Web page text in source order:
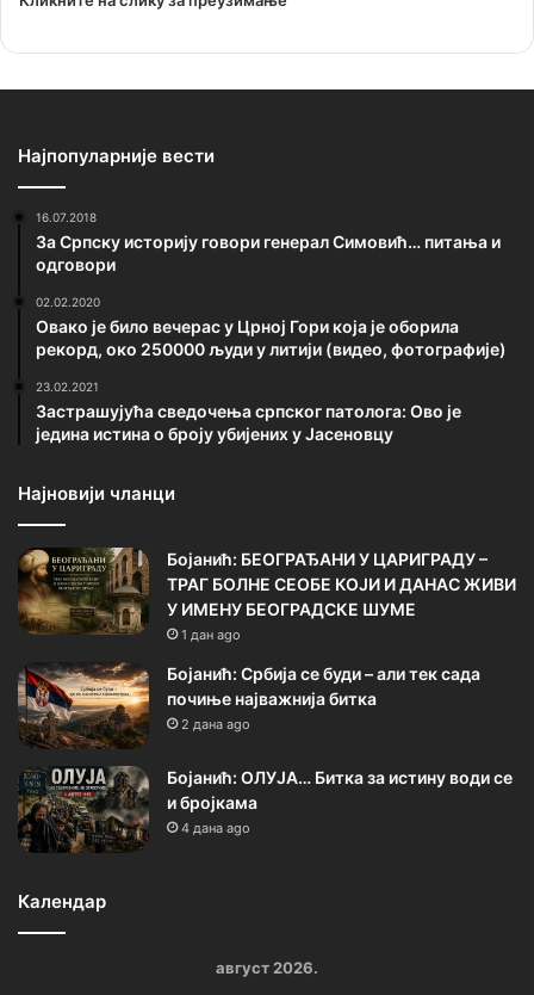
Најпопуларније вести
16.07.2018
За Српску историју говори генерал Симовић… питања и
одговори
02.02.2020
Овако је било вечерас у Црној Гори која је оборила
рекорд, око 250000 људи у литији (видео, фотографије)
23.02.2021
Застрашујућа сведочења српског патолога: Ово је
једина истина о броју убијених у Јасеновцу
Најновији чланци
Бојанић: БЕОГРАЂАНИ У ЦАРИГРАДУ –
ТРАГ БОЛНЕ СЕОБЕ КОЈИ И ДАНАС ЖИВИ
У ИМЕНУ БЕОГРАДСКЕ ШУМЕ
1 дан ago
Бојанић: Србија се буди – али тек сада
почиње најважнија битка
2 дана ago
Бојанић: ОЛУЈА… Битка за истину води се
и бројкама
4 дана ago
Календар
август 2026.